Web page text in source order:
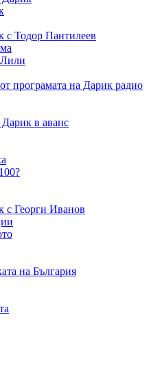
с Тодор Пантилеев
програмата на Дарик радио
в аванс
с Георги Иванов
на България